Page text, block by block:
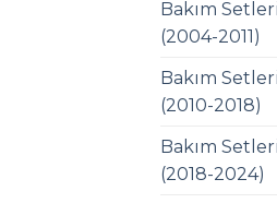
Bakım
(2004-2011)
Bakım
(2010-2018)
Bakım
(2018-2024)